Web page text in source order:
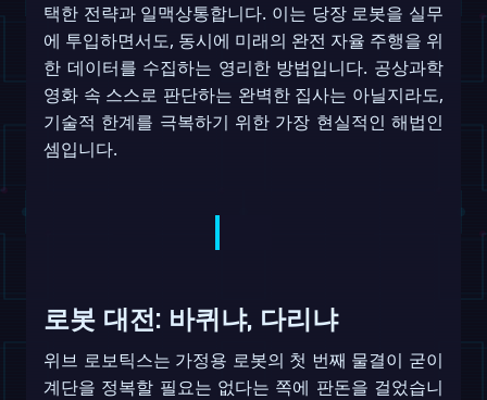
택한 전략과 일맥상통합니다. 이는 당장 로봇을 실무
에 투입하면서도, 동시에 미래의 완전 자율 주행을 위
한 데이터를 수집하는 영리한 방법입니다. 공상과학
영화 속 스스로 판단하는 완벽한 집사는 아닐지라도,
기술적 한계를 극복하기 위한 가장 현실적인 해법인
셈입니다.
로봇 대전: 바퀴냐, 다리냐
위브 로보틱스는 가정용 로봇의 첫 번째 물결이 굳이
계단을 정복할 필요는 없다는 쪽에 판돈을 걸었습니